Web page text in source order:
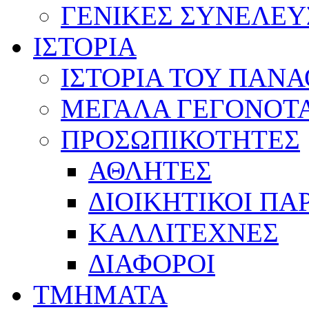
ΓΕΝΙΚΕΣ
ΙΣΤΟΡΙΑ
ΙΣΤΟΡΙΑ ΤΟΥ
ΜΕΓΑΛΑ
ΠΡΟΣΩΠΙΚΟΤΗΤΕΣ
ΑΘΛΗΤΕΣ
ΔΙΟΙΚΗΤΙΚΟΙ
ΚΑΛΛΙΤΕΧΝΕΣ
ΔΙΑΦΟΡΟΙ
ΤΜΗΜΑΤΑ